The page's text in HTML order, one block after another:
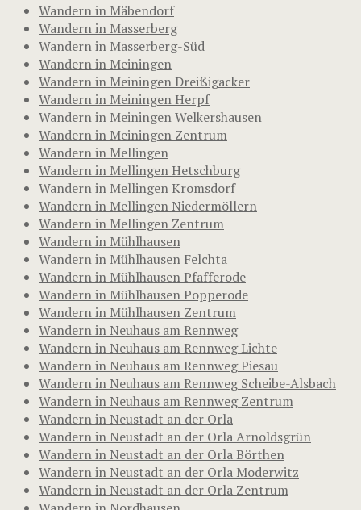
Wandern in Mäbendorf
Wandern in Masserberg
Wandern in Masserberg-Süd
Wandern in Meiningen
Wandern in Meiningen Dreißigacker
Wandern in Meiningen Herpf
Wandern in Meiningen Welkershausen
Wandern in Meiningen Zentrum
Wandern in Mellingen
Wandern in Mellingen Hetschburg
Wandern in Mellingen Kromsdorf
Wandern in Mellingen Niedermöllern
Wandern in Mellingen Zentrum
Wandern in Mühlhausen
Wandern in Mühlhausen Felchta
Wandern in Mühlhausen Pfafferode
Wandern in Mühlhausen Popperode
Wandern in Mühlhausen Zentrum
Wandern in Neuhaus am Rennweg
Wandern in Neuhaus am Rennweg Lichte
Wandern in Neuhaus am Rennweg Piesau
Wandern in Neuhaus am Rennweg Scheibe-Alsbach
Wandern in Neuhaus am Rennweg Zentrum
Wandern in Neustadt an der Orla
Wandern in Neustadt an der Orla Arnoldsgrün
Wandern in Neustadt an der Orla Börthen
Wandern in Neustadt an der Orla Moderwitz
Wandern in Neustadt an der Orla Zentrum